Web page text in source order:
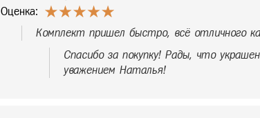
Оценка:
Комплект пришел быстро, всё отличного
Спасибо за покупку! Рады, что
уважением Наталья!